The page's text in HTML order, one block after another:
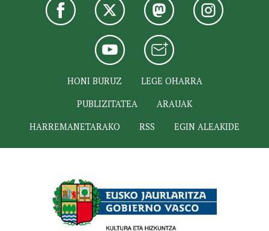
HONI BURUZ
LEGE OHARRA
PUBLIZITATEA
ARAUAK
HARREMANETARAKO
RSS EGIN ALEAKIDE